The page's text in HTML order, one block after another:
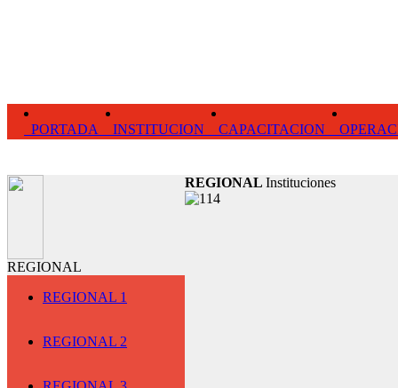
PORTADA INSTITUCION CAPACITACION
REGIONAL
REGIONAL 1
REGIONAL 2
REGIONAL Instituciones